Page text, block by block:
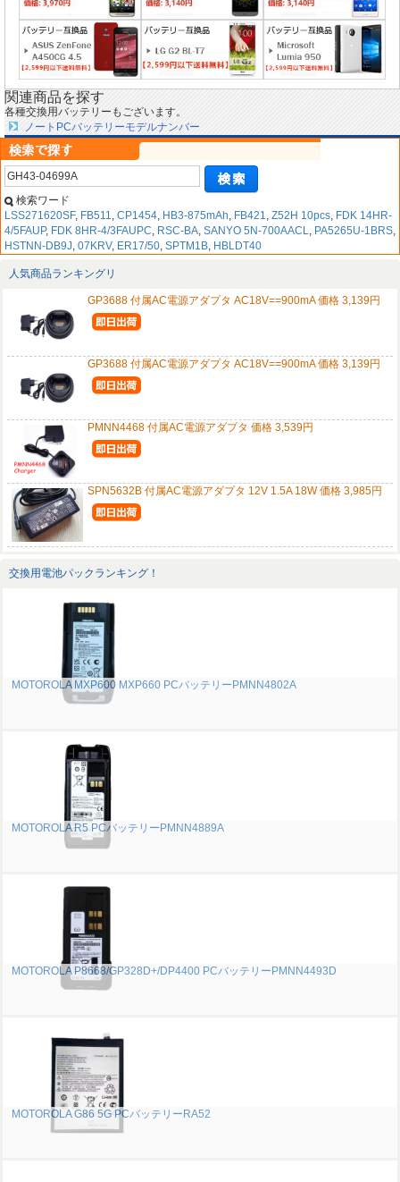
関連商品を探す
各種交換用バッテリーもございます。
ノートPCバッテリーモデルナンバー
検索ワード
LSS271620SF, FB511, CP1454, HB3-875mAh, FB421, Z52H 10pcs, FDK 14HR-
4/5FAUP, FDK 8HR-4/3FAUPC, RSC-BA, SANYO 5N-700AACL, PA5265U-1BRS,
HSTNN-DB9J, 07KRV, ER17/50, SPTM1B, HBLDT40
人気商品ランキングリ
GP3688 付属AC電源アダプタ AC18V==900mA 価格 3,139円
GP3688 付属AC電源アダプタ AC18V==900mA 価格 3,139円
PMNN4468 付属AC電源アダプタ 価格 3,539円
SPN5632B 付属AC電源アダプタ 12V 1.5A 18W 価格 3,985円
交換用電池パックランキング！
MOTOROLA MXP600 MXP660 PCバッテリーPMNN4802A
MOTOROLA R5 PCバッテリーPMNN4889A
MOTOROLA P8668/GP328D+/DP4400 PCバッテリーPMNN4493D
MOTOROLA G86 5G PCバッテリーRA52